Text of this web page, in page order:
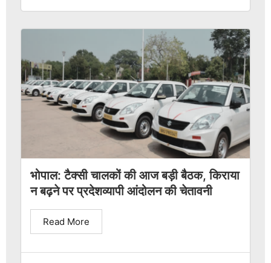
भोपाल: टैक्सी चालकों की आज बड़ी बैठक, किराया
न बढ़ने पर प्रदेशव्यापी आंदोलन की चेतावनी
Read More